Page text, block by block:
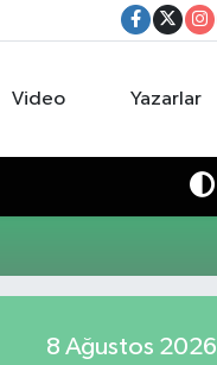
Video Yazarlar
8 Ağustos 2026